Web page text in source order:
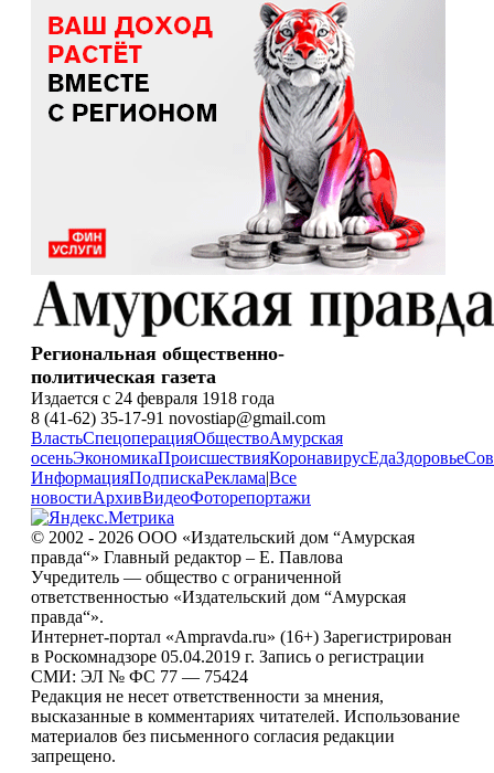
Региональная общественно-
политическая газета
Издается с 24 февраля 1918 года
8 (41-62) 35-17-91 novostiap@gmail.com
ВластьСпецоперацияОбществоАмурская
осеньЭкономикаПроисшествияКоронавирусЕдаЗдоровье
ИнформацияПодпискаРеклама|Все
новостиАрхивВидеоФоторепортажи
© 2002 - 2026 ООО «Издательский дом “Амурская
правда“» Главный редактор – Е. Павлова
Учредитель — общество с ограниченной
ответственностью «Издательский дом “Амурская
правда“».
Интернет-портал «Ampravda.ru» (16+) Зарегистрирован
в Роскомнадзоре 05.04.2019 г. Запись о регистрации
СМИ: ЭЛ № ФС 77 — 75424
Редакция не несет ответственности за мнения,
высказанные в комментариях читателей. Использование
материалов без письменного согласия редакции
запрещено.